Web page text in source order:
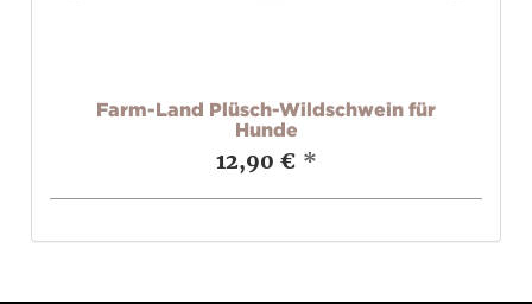
Farm-Land Plüsch-Wildschwein für
Hunde
12,90 € *